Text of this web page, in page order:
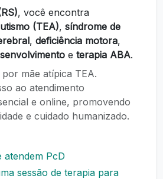
, você encontra
(TEA), síndrome de
, deficiência motora,
e terapia ABA.
mãe atípica TEA.
ao atendimento
e online, promovendo
e cuidado humanizado.
atendem PcD
sessão de terapia para